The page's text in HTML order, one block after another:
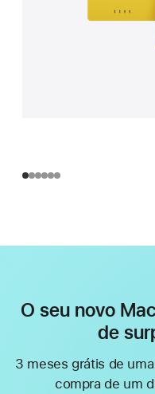
O seu novo
de
3 meses grátis de
compra de um